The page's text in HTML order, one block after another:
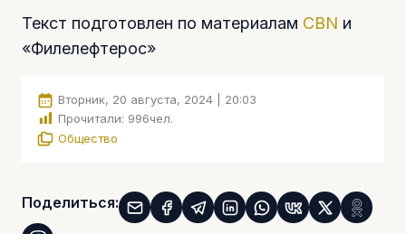
Текст подготовлен по материалам CBN и
«Филелефтерос»
Вторник, 20 августа, 2024 | 20:03
Прочитали: 996чел.
Общество
Поделиться: